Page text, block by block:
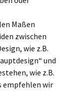
Maßen
zwischen
wie z.B.
und
wie z.B.
empfehlen wir